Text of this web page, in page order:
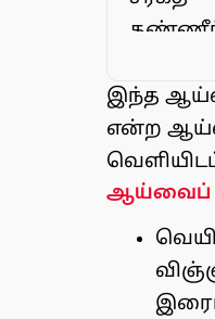
இந்த
என்ற
ஆய்வைப்